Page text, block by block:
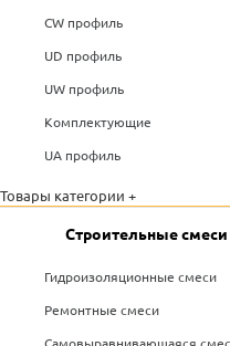
CW профиль
UD профиль
UW профиль
Комплектующие
UA профиль
Товары категории +
Строительные смеси
Гидроизоляционные смеси
Ремонтные смеси